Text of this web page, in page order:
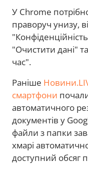
У Chrome
праворуч унизу,
"Очистити дані"
час".
Раніше
смартфони
автоматичного
документів у
файли з папки
хмарі
доступний обсяг